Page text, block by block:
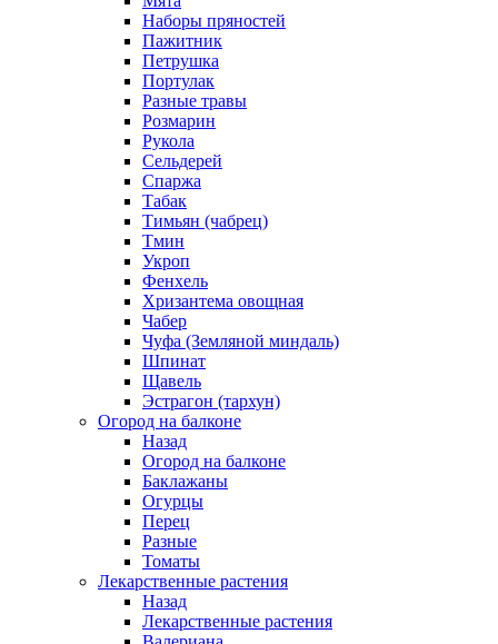
Наборы пряностей
Пажитник
Петрушка
Портулак
Разные травы
Розмарин
Рукола
Сельдерей
Спаржа
Табак
Тимьян (чабрец)
Тмин
Укроп
Фенхель
Хризантема овощная
Чабер
Чуфа (Земляной миндаль)
Шпинат
Щавель
Эстрагон (тархун)
Огород на балконе
Назад
Огород на балконе
Баклажаны
Огурцы
Перец
Разные
Томаты
Лекарственные растения
Назад
Лекарственные растения